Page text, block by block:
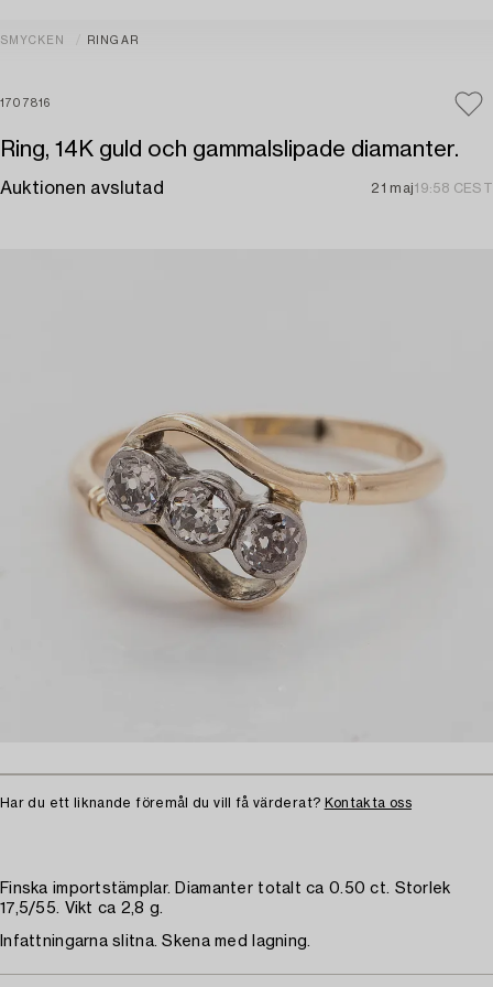
SMYCKEN RINGAR
1707816
Ring, 14K guld och gammalslipade diamanter.
Auktionen avslutad 21 maj19:58 CEST
Har du ett liknande föremål du vill få värderat? Kontakta oss
Finska importstämplar. Diamanter totalt ca 0.50 ct. Storlek
17,5/55. Vikt ca 2,8 g.
Infattningarna slitna. Skena med lagning.